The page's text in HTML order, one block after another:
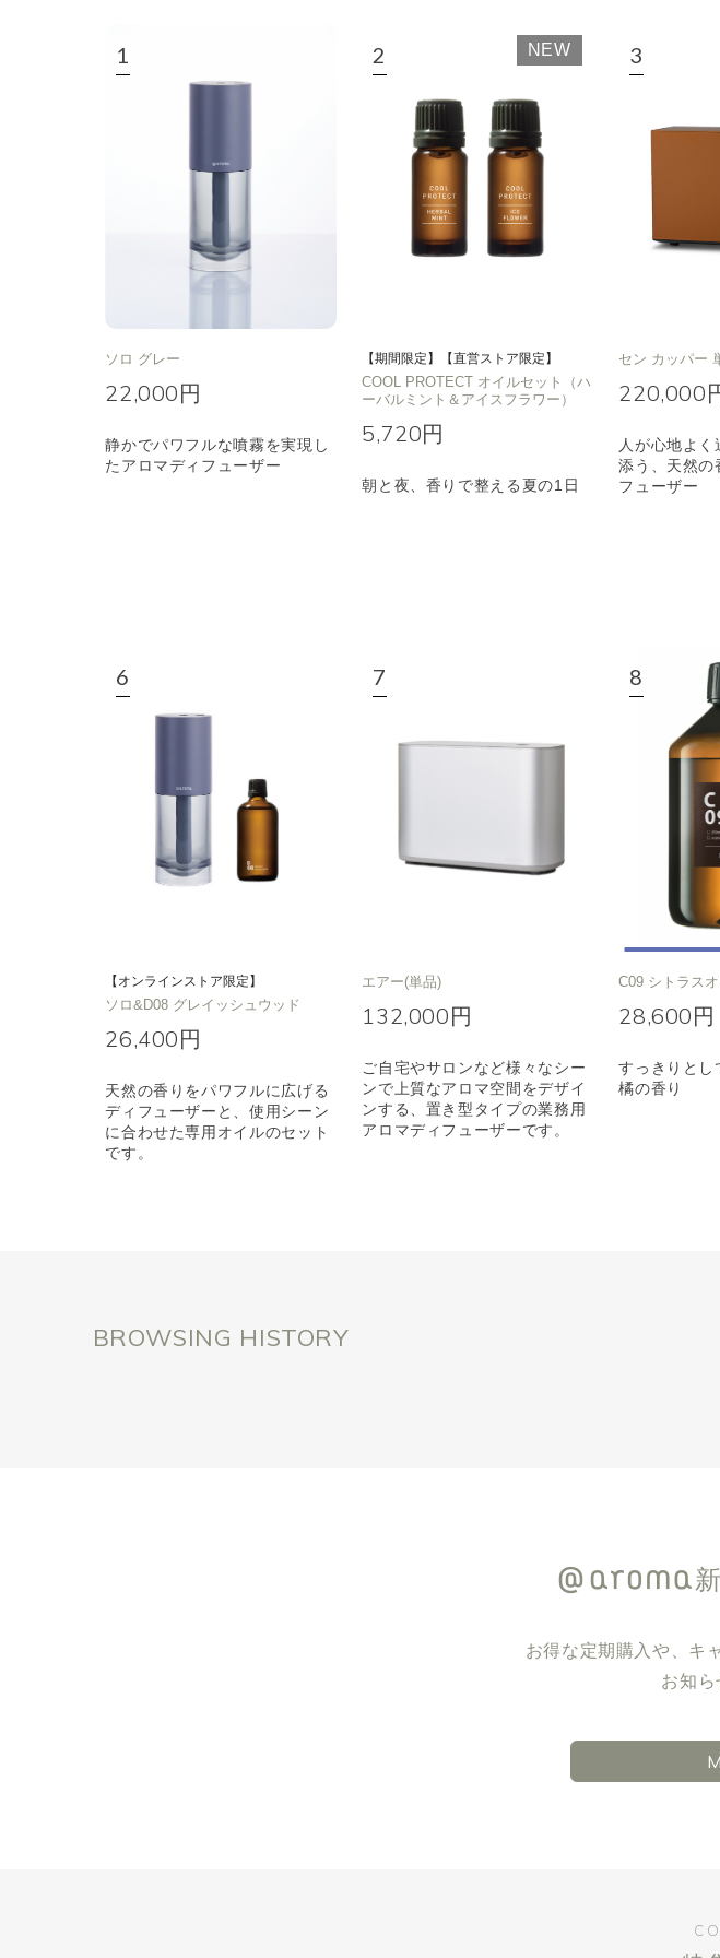
ソロ グレー
22,000円
静かでパワフルな噴霧を実現し
たアロマディフューザー
NEW
【期間限定】【直営ストア限定】
COOL PROTECT オイルセット（ハ
ーバルミント＆アイスフラワー）
5,720円
朝と夜、香りで整える夏の1日
セン カッパー
220,000
人が心地よく
添う、天然の
フューザー
【オンラインストア限定】
ソロ&D08 グレイッシュウッド
26,400円
天然の香りをパワフルに広げる
ディフューザーと、使用シーン
に合わせた専用オイルのセット
です。
エアー(単品)
132,000円
ご自宅やサロンなど様々なシー
ンで上質なアロマ空間をデザイ
ンする、置き型タイプの業務用
アロマディフューザーです。
C09 シトラス
28,600円
すっきりとし
橘の香り
BROWSING HISTORY
お得な定期購入や、キ
お知ら